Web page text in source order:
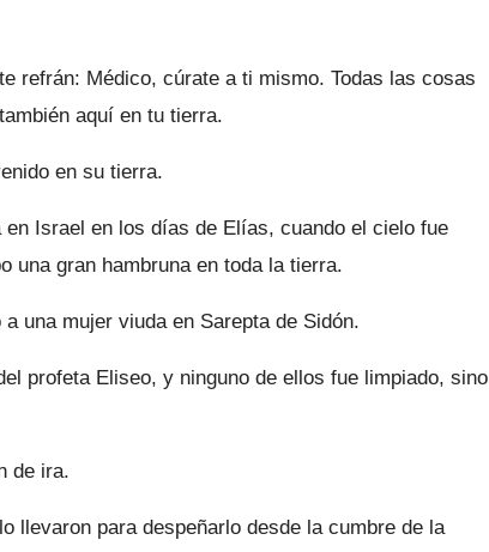
refrán: Médico, cúrate a ti mismo. Todas las cosas
aquí en tu tierra.
en su tierra.
Israel en los días de Elías, cuando el cielo fue
una gran hambruna en toda la tierra.
una mujer viuda en Sarepta de Sidón.
profeta Eliseo, y ninguno de ellos fue limpiado, sino
de ira.
llevaron para despeñarlo desde la cumbre de la